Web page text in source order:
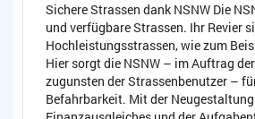
Sichere Strassen dank NSNW Die
und verfügbare Strassen. Ihr Revier
Hochleistungsstrassen, wie zum
Hier sorgt die NSNW – im Auftrag
zugunsten der Strassenbenutzer –
Befahrbarkeit. Mit der